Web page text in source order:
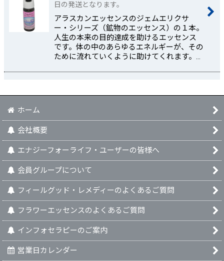
日の発送となります。
アラスカンエッセンスのジェムエリクサ
ー・シリーズ（鉱物のエッセンス）の１本。
人生の本来の目的達成を助けるエッセンス
です。体の中のあらゆるエネルギーが、その
ために流れていくように助けてくれます。…
ホーム
会社概要
エナジーフォーライフ・ユーザーの皆様へ
会員グループについて
フィールグッド・レメディーのよくあるご質問
フラワーエッセンスのよくあるご質問
インフォセラピーのご案内
営業日カレンダー